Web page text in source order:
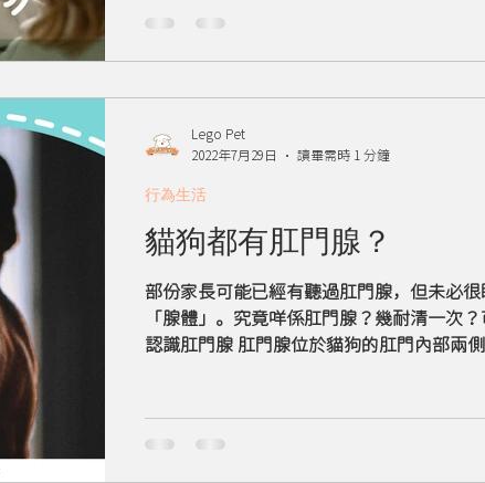
貓狗都有肛門腺？
部份家長可能已經有聽過肛門腺，但未必
「腺體」。究竟咩係肛門腺？幾耐清一次
認識肛門腺 肛門腺位於貓狗的肛門內部兩
行為生活
Lego Pet
2022年7月29日
讀畢需時 1 分鐘